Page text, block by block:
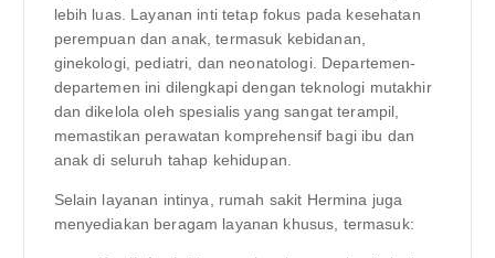
lebih luas. Layanan inti tetap fokus pada kesehatan
perempuan dan anak, termasuk kebidanan,
ginekologi, pediatri, dan neonatologi. Departemen-
departemen ini dilengkapi dengan teknologi mutakhir
dan dikelola oleh spesialis yang sangat terampil,
memastikan perawatan komprehensif bagi ibu dan
anak di seluruh tahap kehidupan.
Selain layanan intinya, rumah sakit Hermina juga
menyediakan beragam layanan khusus, termasuk: